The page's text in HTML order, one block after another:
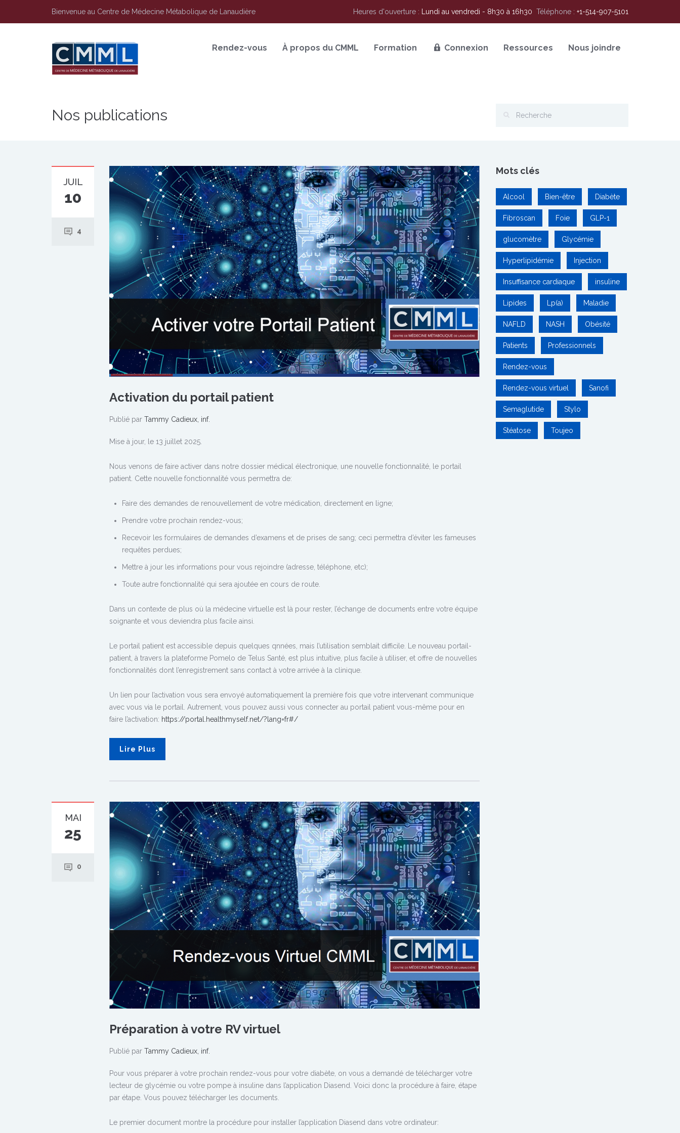
Bienvenue au Centre de Médecine Métabolique de Lanaudière Heures d'ouverture : Lundi au vendredi - 8h30 à 16h30 Téléphone : +1-514-907-5101
Rendez-vous À propos du CMML Formation Connexion Ressources Nous joindre
Nos publications
JUIL
10
4
Activation du portail patient
Publié par Tammy Cadieux, inf.
Mise à jour, le 13 juillet 2025.
Nous venons de faire activer dans notre dossier médical électronique, une nouvelle fonctionnalité, le portail
patient. Cette nouvelle fonctionnalité vous permettra de:
Faire des demandes de renouvellement de votre médication, directement en ligne;
Prendre votre prochain rendez-vous;
Recevoir les formulaires de demandes d’examens et de prises de sang; ceci permettra d’éviter les fameuses
requêtes perdues;
Mettre à jour les informations pour vous rejoindre (adresse, téléphone, etc);
Toute autre fonctionnalité qui sera ajoutée en cours de route.
Dans un contexte de plus où la médecine virtuelle est là pour rester, l’échange de documents entre votre équipe
soignante et vous deviendra plus facile ainsi.
Le portail patient est accessible depuis quelques qnnées, mais l’utilisation semblait difficile. Le nouveau portail-
patient, à travers la plateforme Pomelo de Telus Santé, est plus intuitive, plus facile à utiliser, et offre de nouvelles
fonctionnalités dont l’enregistrement sans contact à votre arrivée à la clinique.
Un lien pour l’activation vous sera envoyé automatiquement la première fois que votre intervenant communique
avec vous via le portail. Autrement, vous pouvez aussi vous connecter au portail patient vous-même pour en
faire l’activation: https://portal.healthmyself.net/?lang=fr#/
Lire Plus
MAI
25
0
Préparation à votre RV virtuel
Publié par Tammy Cadieux, inf.
Pour vous préparer à votre prochain rendez-vous pour votre diabète, on vous a demandé de télécharger votre
lecteur de glycémie ou votre pompe à insuline dans l’application Diasend. Voici donc la procédure à faire, étape
par étape. Vous pouvez télécharger les documents.
Le premier document montre la procédure pour installer l’application Diasend dans votre ordinateur:
Mots clés
Alcool Bien-être Diabète
Fibroscan Foie GLP-1
glucomètre Glycémie
Hyperlipidémie Injection
Insuffisance cardiaque insuline
Lipides Lp(a) Maladie
NAFLD NASH Obésité
Patients Professionnels
Rendez-vous
Rendez-vous virtuel Sanofi
Semaglutide Stylo
Stéatose Toujeo